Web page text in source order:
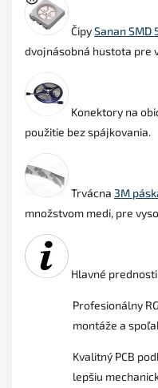
ČipySanan SMD
dvojnásobná hustota pre
Konektory na
použitie bez spájkovania.
Trvácna 3M
množstvom medi, pre
Hlavné prednosti
Profesionálny
montáže a
Kvalitný PCB
lepšiu